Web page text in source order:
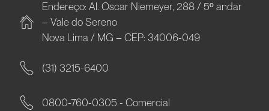
Endereço: Al. Oscar Niemeyer, 288 / 5º andar
– Vale do Sereno
Nova Lima / MG – CEP: 34006-049
(31) 3215-6400
0800-760-0305 - Comercial